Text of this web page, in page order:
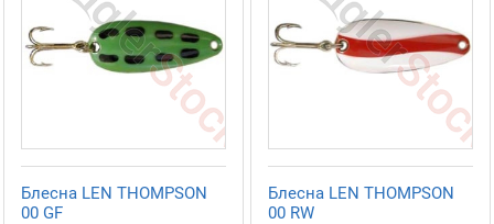
Блесна LEN THOMPSON
00 GF
Блесна LEN THOMPSON
00 RW